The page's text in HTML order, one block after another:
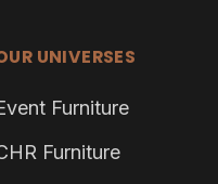
UNIVERSES
Furniture
Furniture